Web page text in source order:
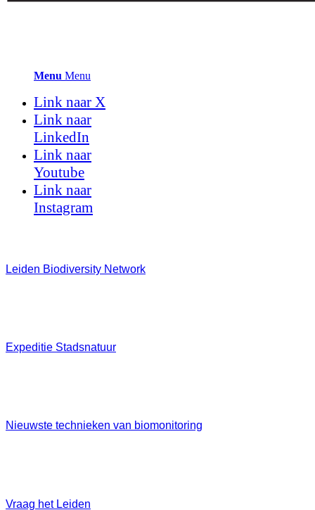
Menu Menu
Link naar X
Link naar
LinkedIn
Link naar
Youtube
Link naar
Instagram
Leiden Biodiversity Network
Expeditie Stadsnatuur
Nieuwste technieken van biomonitoring
Vraag het Leiden